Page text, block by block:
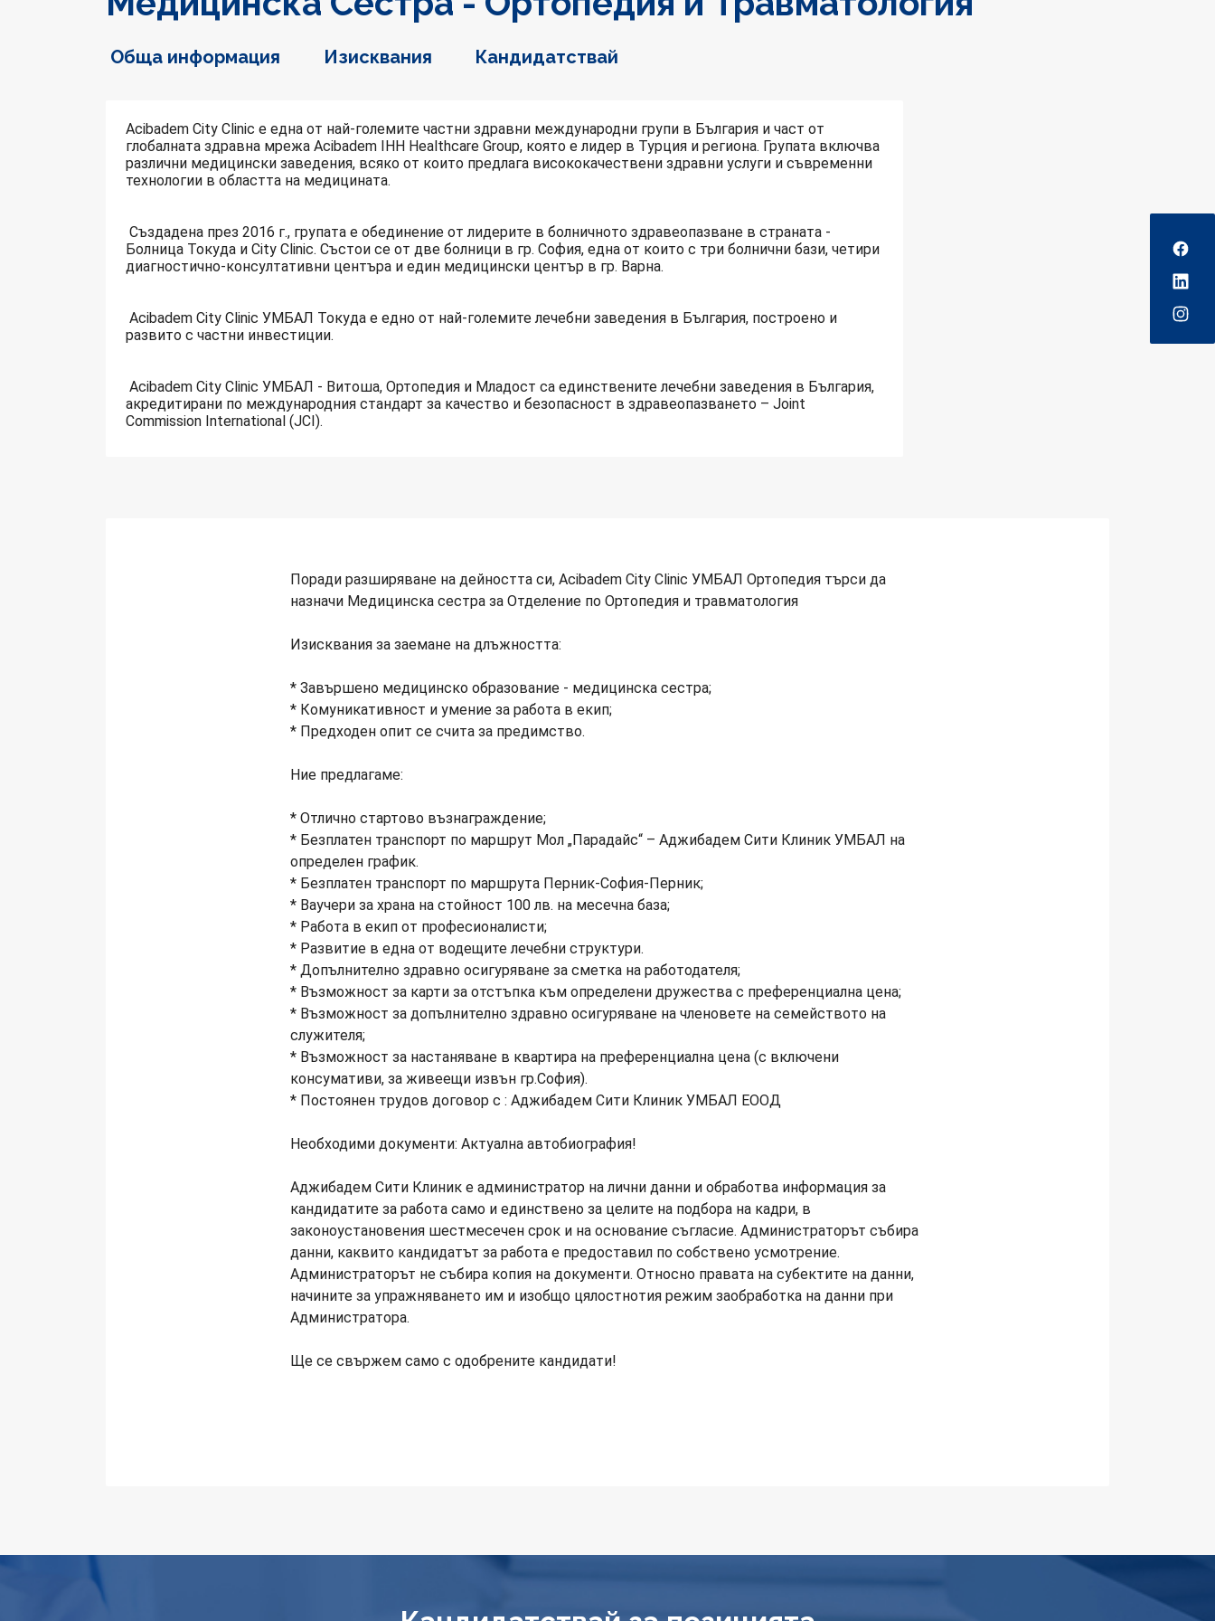
Обща информация Изисквания Кандидатствай
Acibadem City Clinic е една от най-големите частни здравни международни групи в България и част от
глобалната здравна мрежа Acibadem IHH Healthcare Group, която е лидер в Турция и региона. Групата включва
различни медицински заведения, всяко от които предлага висококачествени здравни услуги и съвременни
технологии в областта на медицината.
Създадена през 2016 г., групата е обединение от лидерите в болничното здравеопазване в страната -
Болница Токуда и City Clinic. Състои се от две болници в гр. София, една от които с три болнични бази, четири
диагностично-консултативни центъра и един медицински център в гр. Варна.
Acibadem City Clinic УМБАЛ Токуда е едно от най-големите лечебни заведения в България, построено и
развито с частни инвестиции.
Acibadem City Clinic УМБАЛ - Витоша, Ортопедия и Младост са единствените лечебни заведения в България,
акредитирани по международния стандарт за качество и безопасност в здравеопазването – Joint
Commission International (JCI).
Поради разширяване на дейността си, Acibadem City Clinic УМБАЛ Ортопедия търси да
назначи Медицинска сестра за Отделение по Ортопедия и травматология
Изисквания за заемане на длъжността:
* Зaвършено медицинско образование - медицинска сестра;
* Комуникативност и умение за работа в екип;
* Предходен опит се счита за предимство.
Ние предлагаме:
* Отлично стартово възнаграждение;
* Безплатен транспорт по маршрут Мол „Парадайс“ – Аджибадем Сити Клиник УМБАЛ на
определен график.
* Безплатен транспорт по маршрута Перник-София-Перник;
* Ваучери за храна на стойност 100 лв. на месечна база;
* Работа в екип от професионалисти;
* Развитие в еднa от водещите лечебни структури.
* Допълнително здравно осигуряване за сметка на работодателя;
* Възможност за карти за отстъпка към определени дружества с преференциална цена;
* Възможност за допълнително здравно осигуряване на членовете на семейството на
служителя;
* Възможност за настаняване в квартира на преференциална цена (с включени
консумативи, за живеещи извън гр.София).
* Постоянен трудов договор с : Аджибадем Сити Клиник УМБАЛ ЕООД
Необходими документи: Актуална автобиография!
Аджибадем Сити Клиник е администратор на лични данни и обработва информация за
кандидатите за работа само и единствено за целите на подбора на кадри, в
законоустановения шестмесечен срок и на основание съгласие. Администраторът събира
данни, каквито кандидатът за работа е предоставил по собствено усмотрение.
Администраторът не събира копия на документи. Относно правата на субектите на данни,
начините за упражняването им и изобщо цялостнотия режим заобработка на данни при
Администратора.
Ще се свържем само с одобрените кандидати!